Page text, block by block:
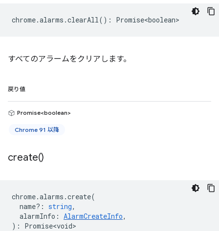
chrome.alarms .clearAll() : Promise<boolean>
すべてのアラームをクリアします。
戻り値
Promise<boolean>
Chrome 91 以降
create()
chrome.alarms .create(
name? : string,
alarmInfo : AlarmCreateInfo,
) : Promise<void>